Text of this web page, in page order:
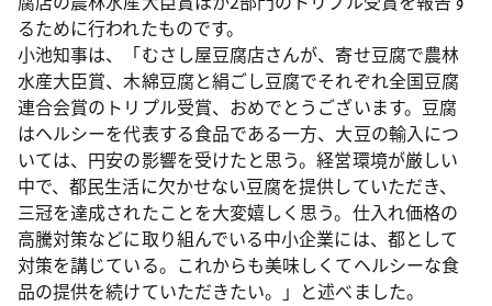
るために行われたものです。
小池知事は、「むさし屋豆腐店さんが、寄せ豆腐で農林
水産大臣賞、木綿豆腐と絹ごし豆腐でそれぞれ全国豆腐
連合会賞のトリプル受賞、おめでとうございます。豆腐
はヘルシーを代表する食品である一方、大豆の輸入につ
いては、円安の影響を受けたと思う。経営環境が厳しい
中で、都民生活に欠かせない豆腐を提供していただき、
三冠を達成されたことを大変嬉しく思う。仕入れ価格の
高騰対策などに取り組んでいる中小企業には、都として
対策を講じている。これからも美味しくてヘルシーな食
品の提供を続けていただきたい。」と述べました。